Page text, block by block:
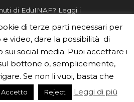
di EduINAF? Leggi i
risponde, per
i tuoi contributi, scrivici a
inaf.it oppure
di terze parti necessari per
video, dare la possibilità di
social media. Puoi accettare i
bottone o, semplicemente,
Se non li vuoi, basta che
Accetto Reject Leggi di più